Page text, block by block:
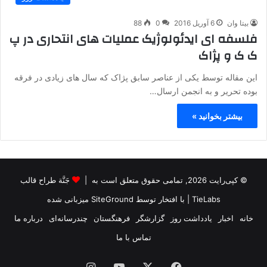
بیتا وان 6 آوریل 2016 0
88
فلسفه ای ایدئولوژیک عملیات های انتحاری در پ
ک ک و پژاک
این مقاله توسط یکی از عناصر سابق پژاک که سال های زیادی در فرقه
بوده تحریر و به انجمن ارسال…
بیشتر بخوانید »
© کپی‌رایت 2026, تمامی حقوق متعلق است به |
جَنَّة طراح قالب
TieLabs | با افتخار توسط SiteGround میزبانی شده
خانه
اخبار یادداشت روز گزارشگر فرهنگستان چندرسانه‌ای
درباره ما
تماس با ما